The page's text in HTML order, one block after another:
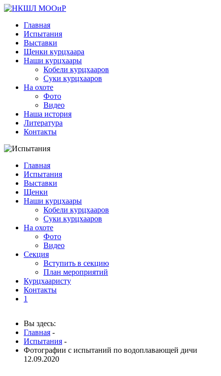
Главная
Испытания
Выставки
Щенки курцхаара
Наши курцхаары
Кобели курцхааров
Суки курцхааров
На охоте
Фото
Видео
Наша история
Литература
Контакты
Главная
Испытания
Выставки
Щенки
Наши курцхаары
Кобели курцхааров
Суки курцхааров
На охоте
Фото
Видео
Секция
Вступить в секцию
План мероприятий
Курцхааристу
Контакты
1
Вы здесь:
Главная -
Испытания -
Фотографии с испытаний по водоплавающей дичи
12.09.2020